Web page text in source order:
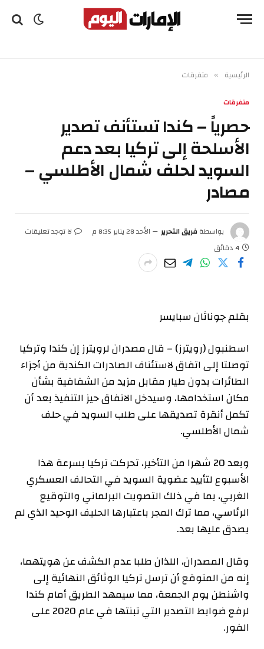
الرئيسية » متفرقات
متفرقات
حصرياً – كندا تستأنف تصدير
الأسلحة إلى تركيا بعد دعم
السويد لحلف شمال الأطلسي –
مصادر
بواسطةفريق التحرير الأحد 28 يناير 8:35 م
لا توجد تعليقات
4 دقائق
بقلم جوناثان سبايسر
اسطنبول (رويترز) – قال مصدران لرويترز إن كندا وتركيا
توصلتا إلى اتفاق لاستئناف الصادرات الكندية من أجزاء
الطائرات بدون طيار مقابل مزيد من الشفافية بشأن
مكان استخدامها، وسيدخل الاتفاق حيز التنفيذ بعد أن
تكمل أنقرة تصديقها على طلب السويد في حلف
شمال الأطلسي.
وبعد 20 شهرا من التأخير، تحركت تركيا بسرعة هذا
الأسبوع لتأييد عضوية السويد في التحالف العسكري
الغربي، بما في ذلك التصويت البرلماني والتوقيع
الرئاسي، مما ترك المجر باعتبارها الحليف الوحيد الذي لم
يصدق عليها بعد.
وقال المصدران، اللذان طلبا عدم الكشف عن هويتهما،
إنه من المتوقع أن ترسل تركيا الوثائق النهائية إلى
واشنطن يوم الجمعة، مما سيمهد الطريق أمام كندا
لرفع ضوابط التصدير التي تبنتها في عام 2020 على
الفور.